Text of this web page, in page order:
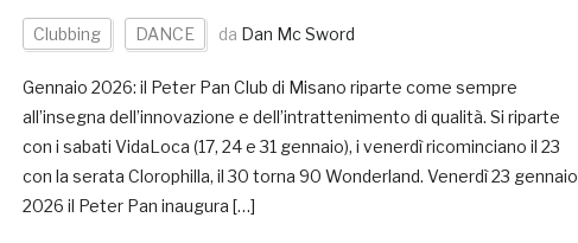
Clubbing DANCE da Dan Mc Sword
Gennaio 2026: il Peter Pan Club di Misano riparte come sempre
all’insegna dell’innovazione e dell’intrattenimento di qualità. Si riparte
con i sabati VidaLoca (17, 24 e 31 gennaio), i venerdì ricominciano il 23
con la serata Clorophilla, il 30 torna 90 Wonderland. Venerdì 23 gennaio
2026 il Peter Pan inaugura […]